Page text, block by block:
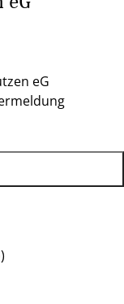
eG